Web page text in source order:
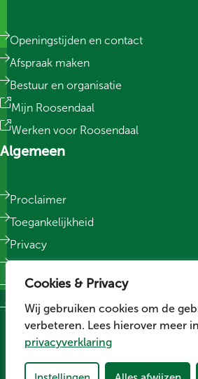
Cookies & Privacy
Wij gebruiken cookies om de
verbeteren. Lees hierover meer
privacyverklaring
Openingstijden en contact
Afspraak maken
Bestuur en organisatie
Mijn Roosendaal
Werken voor Roosendaal
Algemeen
Proclaimer
Toegankelijkheid
Privacy
Sitemap
Cookievoorkeuren wijzigen
Social media
Volg ons op LinkedIn
Volg ons op Facebook
Volg ons op Instagram